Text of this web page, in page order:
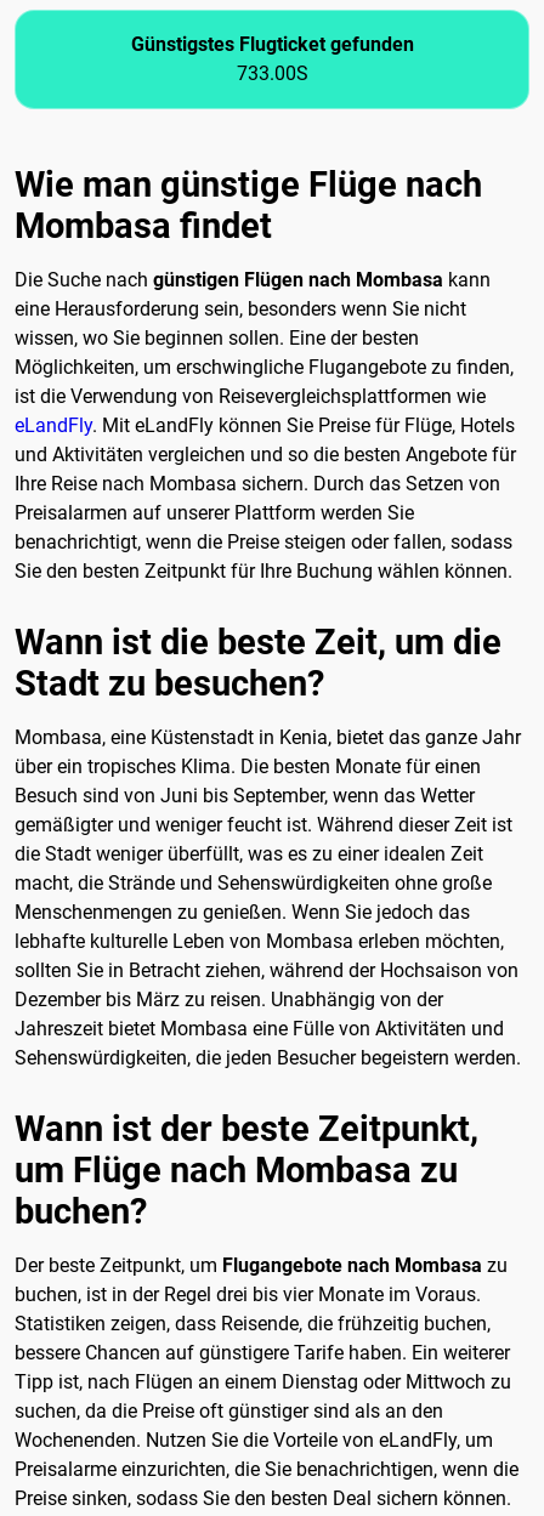
Günstigstes Flugticket gefunden
733.00S
Wie man günstige Flüge nach
Mombasa findet
Die Suche nach günstigen Flügen nach Mombasa kann
eine Herausforderung sein, besonders wenn Sie nicht
wissen, wo Sie beginnen sollen. Eine der besten
Möglichkeiten, um erschwingliche Flugangebote zu finden,
ist die Verwendung von Reisevergleichsplattformen wie
eLandFly. Mit eLandFly können Sie Preise für Flüge, Hotels
und Aktivitäten vergleichen und so die besten Angebote für
Ihre Reise nach Mombasa sichern. Durch das Setzen von
Preisalarmen auf unserer Plattform werden Sie
benachrichtigt, wenn die Preise steigen oder fallen, sodass
Sie den besten Zeitpunkt für Ihre Buchung wählen können.
Wann ist die beste Zeit, um die
Stadt zu besuchen?
Mombasa, eine Küstenstadt in Kenia, bietet das ganze Jahr
über ein tropisches Klima. Die besten Monate für einen
Besuch sind von Juni bis September, wenn das Wetter
gemäßigter und weniger feucht ist. Während dieser Zeit ist
die Stadt weniger überfüllt, was es zu einer idealen Zeit
macht, die Strände und Sehenswürdigkeiten ohne große
Menschenmengen zu genießen. Wenn Sie jedoch das
lebhafte kulturelle Leben von Mombasa erleben möchten,
sollten Sie in Betracht ziehen, während der Hochsaison von
Dezember bis März zu reisen. Unabhängig von der
Jahreszeit bietet Mombasa eine Fülle von Aktivitäten und
Sehenswürdigkeiten, die jeden Besucher begeistern werden.
Wann ist der beste Zeitpunkt,
um Flüge nach Mombasa zu
buchen?
Der beste Zeitpunkt, um Flugangebote nach Mombasa zu
buchen, ist in der Regel drei bis vier Monate im Voraus.
Statistiken zeigen, dass Reisende, die frühzeitig buchen,
bessere Chancen auf günstigere Tarife haben. Ein weiterer
Tipp ist, nach Flügen an einem Dienstag oder Mittwoch zu
suchen, da die Preise oft günstiger sind als an den
Wochenenden. Nutzen Sie die Vorteile von eLandFly, um
Preisalarme einzurichten, die Sie benachrichtigen, wenn die
Preise sinken, sodass Sie den besten Deal sichern können.